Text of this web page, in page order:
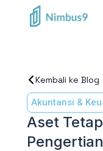
Kembali ke Blog
Akuntansi &
Aset